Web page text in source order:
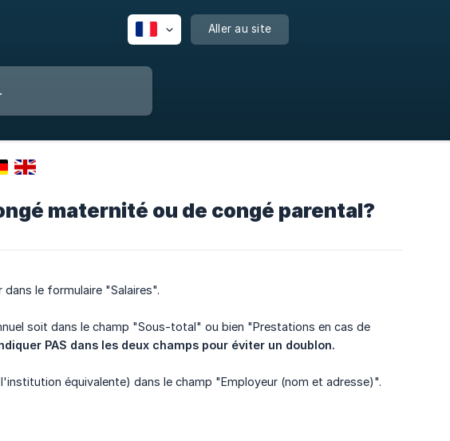
Aller au site
maternité ou de congé parental?
le formulaire "Salaires".
soit dans le champ "Sous-total" ou bien "Prestations en cas de
PAS dans les deux champs pour éviter un doublon.
équivalente) dans le champ "Employeur (nom et adresse)".